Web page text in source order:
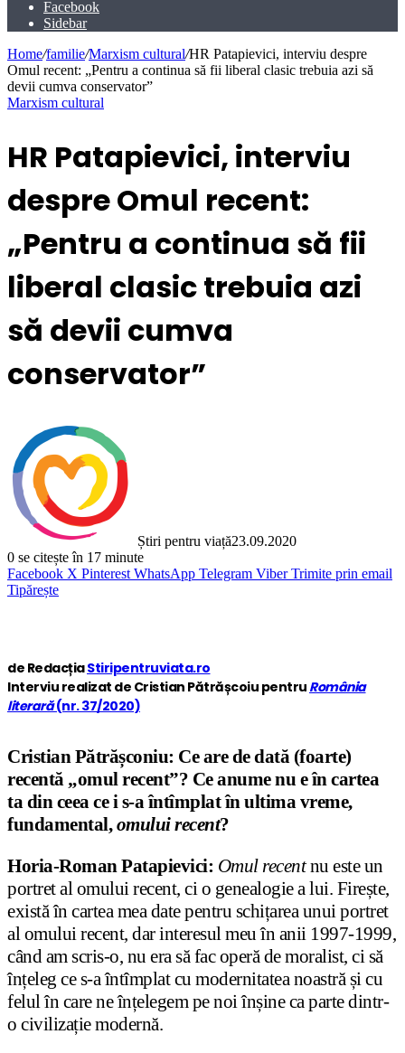
Facebook
Sidebar
Home/familie/Marxism cultural/HR Patapievici, interviu despre
Omul recent: „Pentru a continua să fii liberal clasic trebuia azi să
devii cumva conservator”
Marxism cultural
HR Patapievici, interviu
despre Omul recent:
„Pentru a continua să fii
liberal clasic trebuia azi
să devii cumva
conservator”
Știri pentru viață23.09.2020
0 se citește în 17 minute
Facebook X Pinterest WhatsApp Telegram Viber Trimite prin email
Tipărește
de RedacțiaStiripentruviata.ro
Interviu realizat de Cristian Pătrășcoiu pentru România
literară(nr. 37/2020)
Cristian Pătrășconiu: Ce are de dată (foarte)
recentă „omul recent”? Ce anume nu e în cartea
ta din ceea ce i s-a întîmplat în ultima vreme,
fundamental,omului recent?
Horia-Roman Patapievici: Omul recentnu este un
portret al omului recent, ci o genealogie a lui. Firește,
există în cartea mea date pentru schițarea unui portret
al omului recent, dar interesul meu în anii 1997-1999,
când am scris-o, nu era să fac operă de moralist, ci să
înțeleg ce s-a întîmplat cu modernitatea noastră și cu
felul în care ne înțelegem pe noi înșine ca parte dintr-
o civilizație modernă.